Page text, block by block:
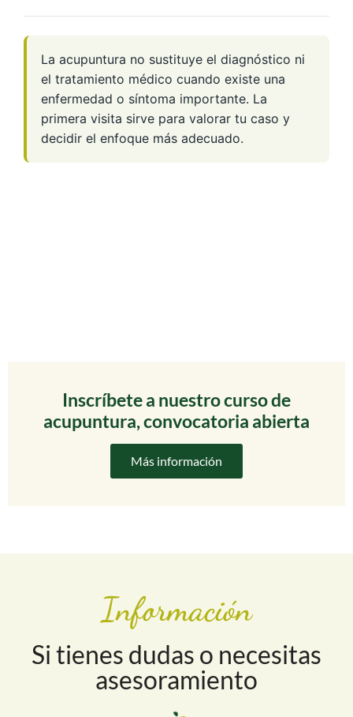
La acupuntura no sustituye el diagnóstico ni
el tratamiento médico cuando existe una
enfermedad o síntoma importante. La
primera visita sirve para valorar tu caso y
decidir el enfoque más adecuado.
Inscríbete a nuestro curso de
acupuntura, convocatoria abierta
Más información
Información
Si tienes dudas o necesitas
asesoramiento